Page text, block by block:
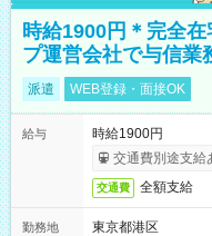
時給1900円＊完全
プ運営会社で与信業
派遣 WEB登録・面接OK
給与
時給1900円
交通費別途支給
交通費 全額支給
勤務地
東京都港区